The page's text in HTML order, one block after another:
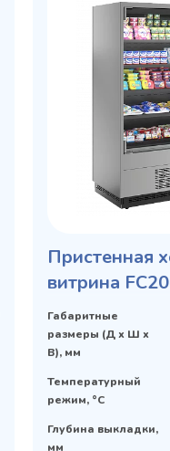
Пристенная
витрина
0030 LIGHT
металл с
Габаритные
размеры (Д х Ш х
В), мм
Температурный
режим, °C
Глубина выкладки,
мм